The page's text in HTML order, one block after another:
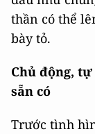
thần có thể
bày tỏ.
Chủ động,
sẵn có
Trước tình